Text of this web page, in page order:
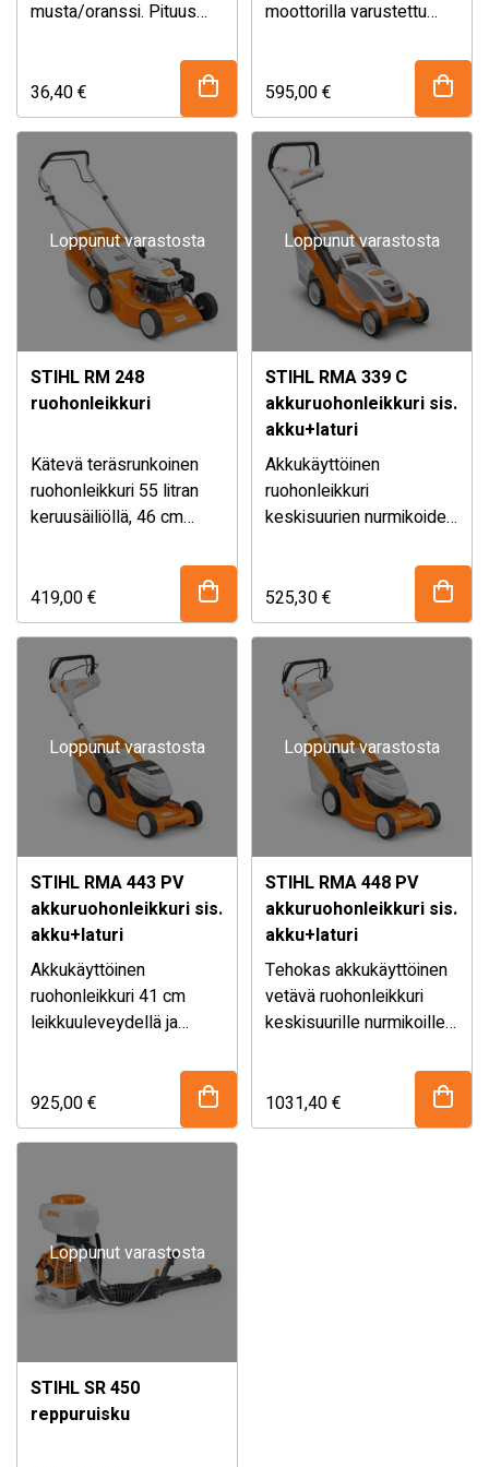
musta/oranssi. Pituus
36,40€
moottorilla varustettu
ruohonleikkuri 46 cm
leikkuuleveydellä pienille
ja keskisuurille
nurmialueille.
595,00€
Loppunut varastosta
STIHL RM 248
ruohonleikkuri
Kätevä teräsrunkoinen
ruohonleikkuri 55 litran
keruusäiliöllä, 46 cm
leikkuukorkeuden
säädöllä jopa 1200 m2
kokoisten nurmialueiden
leikkaamiseen.
419,00€
Loppunut varastosta
STIHL RMA 339 C
akkuruohonleikkuri sis.
akku+laturi
Akkukäyttöinen
ruohonleikkuri
keskisuurien nurmikoiden
Sisältää
kokoontaitettavan 40
täytön ilmaisimella.
525,30€
Loppunut varastosta
STIHL RMA 443 PV
akkuruohonleikkuri sis.
akku+laturi
Akkukäyttöinen
ruohonleikkuri 41 cm
leikkuuleveydellä ja
keskisuurille nurmikoille.
925,00€
Loppunut varastosta
STIHL RMA 448 PV
akkuruohonleikkuri sis.
akku+laturi
Tehokas akkukäyttöinen
vetävä ruohonleikkuri
keskisuurille nurmikoille.
55 litran irroitettava ja
taitettava
ruohonkeruusäiliö
1031,40€
Loppunut varastosta
STIHL SR 450
reppuruisku